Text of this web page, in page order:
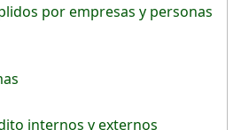
por empresas y personas
internos y externos